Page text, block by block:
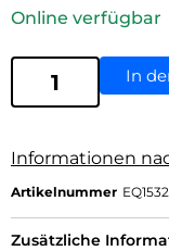
Online verfügbar
In
Informationen
Artikelnummer
Zusätzliche